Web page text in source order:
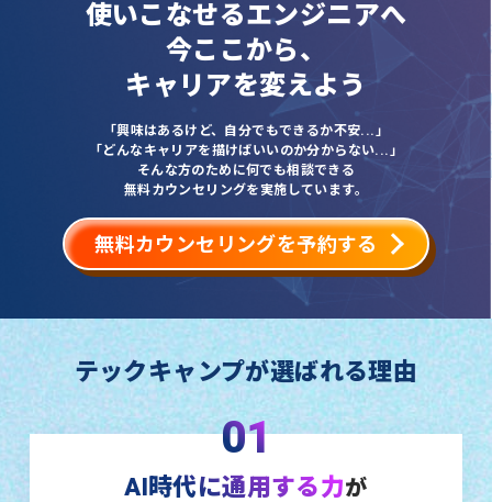
使いこなせるエンジニアへ
今ここから、
キャリアを変えよう
「興味はあるけど、自分でもできるか不安...」
「どんなキャリアを描けばいいのか分からない...」
そんな方のために何でも相談できる
無料カウンセリングを実施しています。
無料カウンセリングを予約する
テックキャンプが選ばれる理由
01
AI時代に通用する力が